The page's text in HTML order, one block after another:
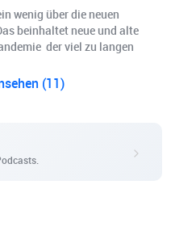
wenig über die neuen
beinhaltet neue und alte
der viel zu langen
(11)